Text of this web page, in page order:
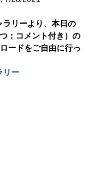
ラリーより、本日の
：コメント付き）の
ードをご自由に行っ
リー